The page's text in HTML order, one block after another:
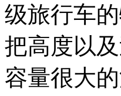
级旅行车
把高度以
容量很大